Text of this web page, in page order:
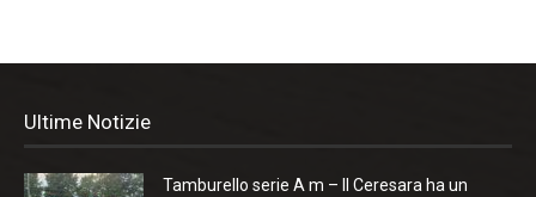
Ultime Notizie
Tamburello serie A m – Il Ceresara ha un